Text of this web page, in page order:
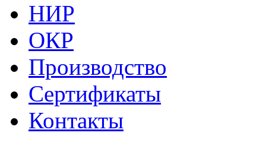
НИР
ОКР
Производство
Сертификаты
Контакты